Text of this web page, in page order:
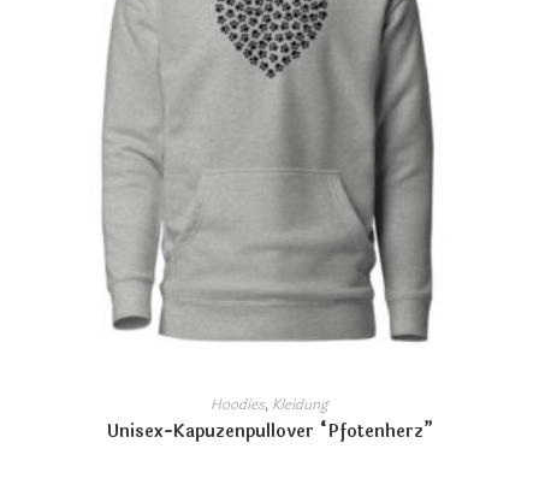
Hoodies, Kleidung
Unisex-Kapuzenpullover “Pfotenherz”